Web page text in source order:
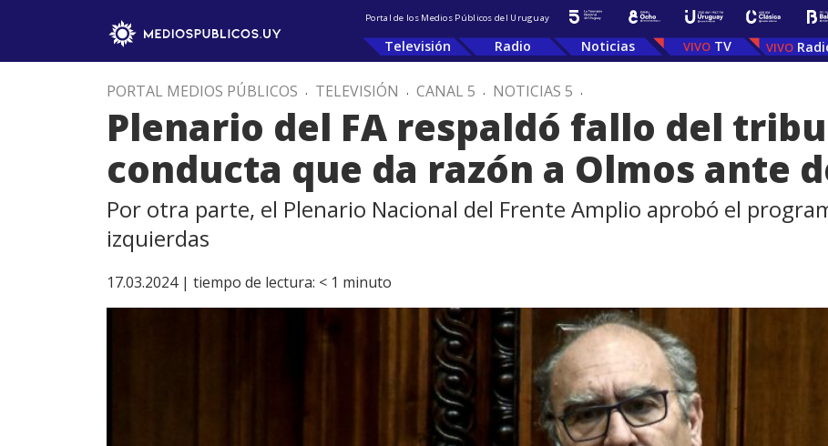
Portal de los Medios Públicos del Uruguay
Televisión Radio Noticias TV
PORTAL MEDIOS PÚBLICOS . TELEVISIÓN . CANAL 5 . NOTICIAS 5 .
Plenario del FA respaldó fallo del
conducta que da razón a Olmos ante
Por otra parte, el Plenario Nacional del Frente Amplio aprobó el
izquierdas
17.03.2024 | tiempo de lectura: < 1 minuto